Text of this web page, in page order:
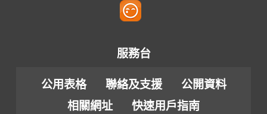
服務台
公用表格 聯絡及支援
公開資料
相關網址
快速用戶指南